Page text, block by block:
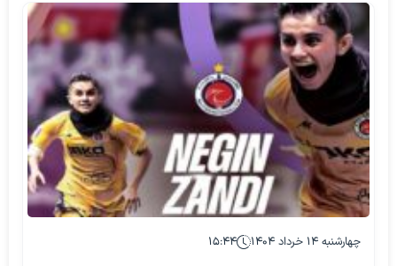
چهارشنبه ۱۴ خرداد ۱۴۰۴ ۱۵:۴۴